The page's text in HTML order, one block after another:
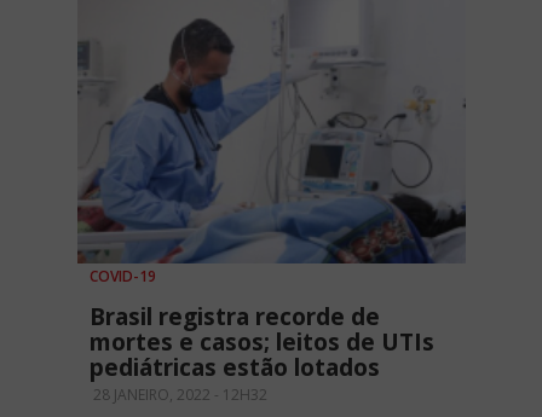
COVID-19
Brasil registra recorde de
mortes e casos; leitos de UTIs
pediátricas estão lotados
28 JANEIRO, 2022 - 12H32